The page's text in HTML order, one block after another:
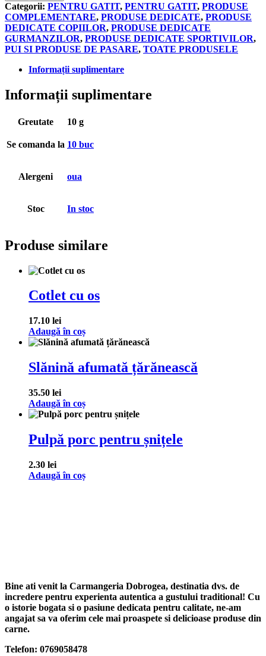
Categorii: PENTRU GATIT, PENTRU GATIT, PRODUSE
COMPLEMENTARE, PRODUSE DEDICATE, PRODUSE
DEDICATE COPIILOR, PRODUSE DEDICATE
GURMANZILOR, PRODUSE DEDICATE SPORTIVILOR,
PUI SI PRODUSE DE PASARE, TOATE PRODUSELE
Informații suplimentare
Informații suplimentare
Greutate 10 g
Se comanda la 10 buc
Alergeni oua
Stoc In stoc
Produse similare
Cotlet cu os
17.10 lei
Adaugă în coș
Slănină afumată țărănească
35.50 lei
Adaugă în coș
Pulpă porc pentru șnițele
2.30 lei
Adaugă în coș
Bine ati venit la Carmangeria Dobrogea, destinatia dvs. de
incredere pentru experienta autentica a gustului traditional! Cu
o istorie bogata si o pasiune dedicata pentru calitate, ne-am
angajat sa va oferim cele mai proaspete si delicioase produse din
carne.
Telefon: 0769058478